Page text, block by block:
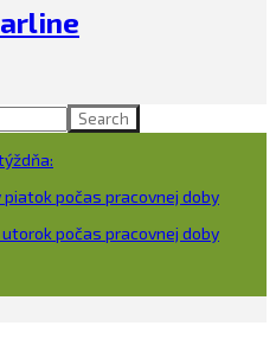
Search
počas pracovnej doby
počas pracovnej doby